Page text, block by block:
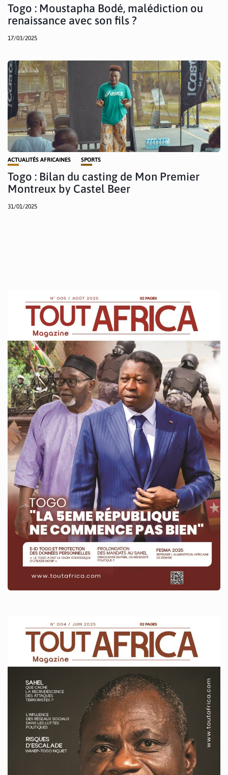
Togo : Moustapha Bodé, malédiction ou
renaissance avec son fils ?
17/03/2025
ACTUALITÉS AFRICAINES SPORTS
Togo : Bilan du casting de Mon Premier
Montreux by Castel Beer
31/01/2025